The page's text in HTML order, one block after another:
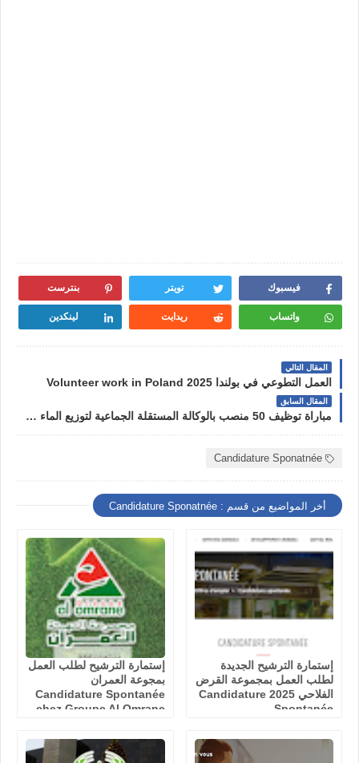
فيسبوك تويتر بنترست
واتساب ريدايت لينكدين
المقال التالي
العمل التطوعي في بولندا 2025 Volunteer work in Poland
المقال السابق
مباراة توظيف 50 منصب بالوكالة المستقلة الجماعية لتوزيع الماء والكهرباء بفاس RADEEF 2025
Candidature Sponatnée
أخر المواضيع من قسم : Candidature Sponatnée
إستمارة الترشيح الجديدة
لطلب العمل بمجموعة القرض
الفلاحي 2025 Candidature
Spontanée
إستمارة الترشيح لطلب العمل
بمجوعة العمران
Candidature Spontanée
chez Groupe Al Omrane